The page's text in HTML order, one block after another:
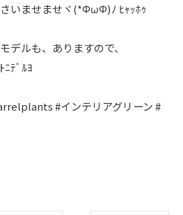
いませませヾ(*ΦωΦ)ﾉ ﾋｬｯﾎｩ
デルも、ありますので、
ﾃﾞﾙﾖ
#インテリアグリーン #